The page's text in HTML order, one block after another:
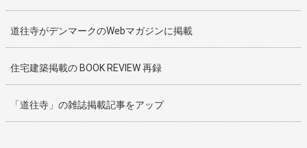
道往寺がデンマークのWebマガジンに掲載
住宅建築掲載の BOOK REVIEW 再録
「道往寺」の雑誌掲載記事をアップ